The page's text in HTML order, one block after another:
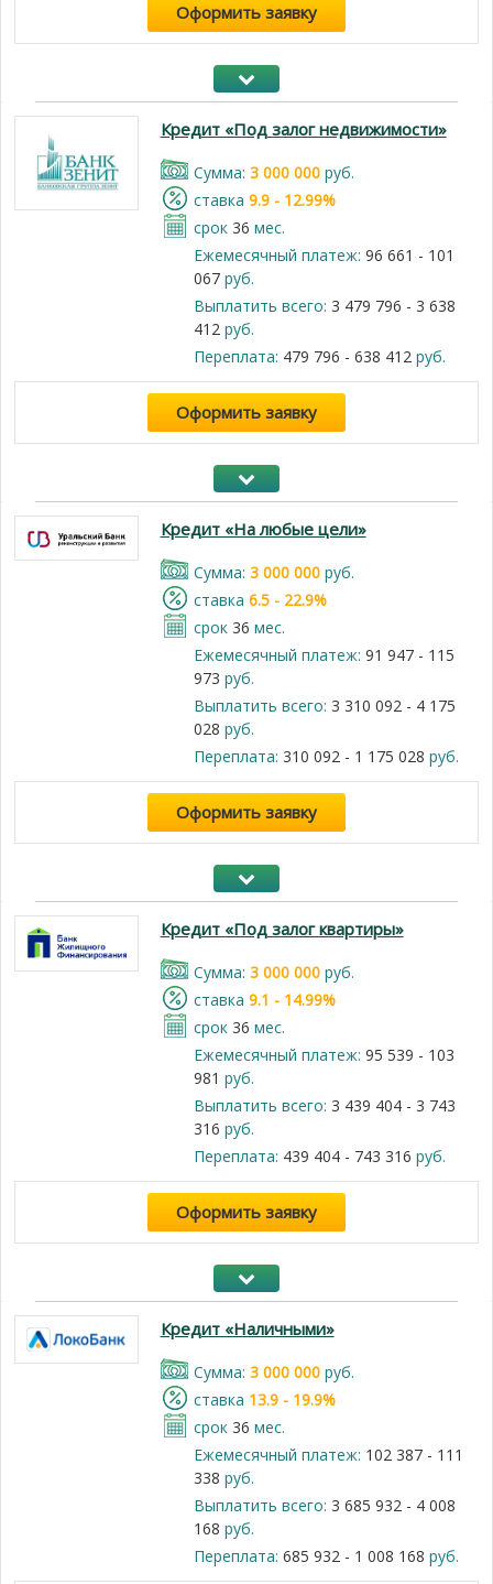
Оформить заявку
Кредит «Под залог недвижимости»
Cумма: 3 000 000руб.
cтавка 9.9 - 12.99%
срок 36 мес.
Ежемесячный платеж: 96 661 - 101
067руб.
Выплатить всего: 3 479 796 - 3 638
412руб.
Переплата: 479 796 - 638 412руб.
Оформить заявку
Кредит «На любые цели»
Cумма: 3 000 000руб.
cтавка 6.5 - 22.9%
срок 36 мес.
Ежемесячный платеж: 91 947 - 115
973 руб.
Выплатить всего: 3 310 092 - 4 175
028 руб.
Переплата: 310 092 - 1 175 028 руб.
Оформить заявку
Кредит «Под залог квартиры»
Cумма: 3 000 000руб.
cтавка 9.1 - 14.99%
срок 36 мес.
Ежемесячный платеж: 95 539 - 103
981 руб.
Выплатить всего: 3 439 404 - 3 743
316 руб.
Переплата: 439 404 - 743 316 руб.
Оформить заявку
Кредит «Наличными»
Cумма: 3 000 000руб.
cтавка 13.9 - 19.9%
срок 36 мес.
Ежемесячный платеж: 102 387 - 111
338 руб.
Выплатить всего: 3 685 932 - 4 008
168 руб.
Переплата: 685 932 - 1 008 168 руб.